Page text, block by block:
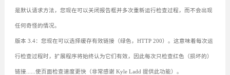
是默认请求方法，您现在可以关闭报告框并多次重新运行检查过程，而不会出现
任何奇怪的情况。
版本 3.4：您现在可以选择缓存有效链接（绿色，HTTP 200）。这意味着每次运
行检查过程时，扩展程序将始终认为它们有效，因此每次只检查红色（损坏的）
链接......使页面检查速度更快（非常感谢 Kyle Ladd 提供此功能）。